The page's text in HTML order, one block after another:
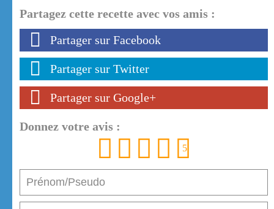
Partagez cette recette avec vos amis :
Partager sur Facebook
Partager sur Twitter
Partager sur Google+
Donnez votre avis :
5